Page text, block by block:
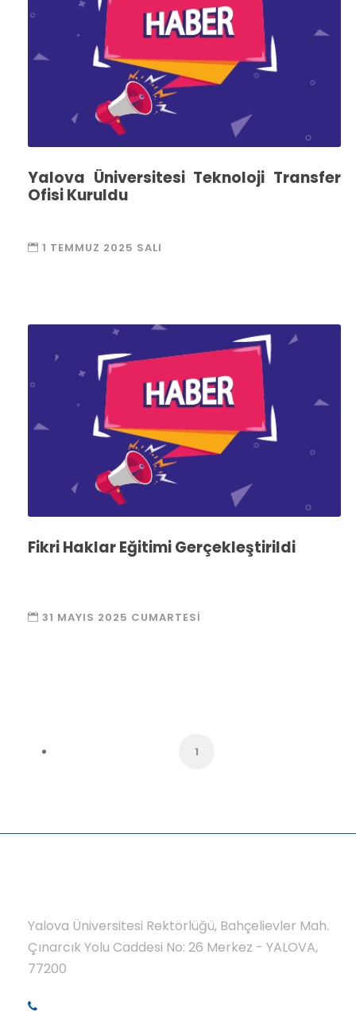
Yalova Üniversitesi Teknoloji Transfer
Ofisi Kuruldu
1 TEMMUZ 2025 SALI
Fikri Haklar Eğitimi Gerçekleştirildi
31 MAYIS 2025 CUMARTESI
1
Yalova Üniversitesi Rektörlüğü, Bahçelievler Mah.
Çınarcık Yolu Caddesi No: 26 Merkez - YALOVA,
77200